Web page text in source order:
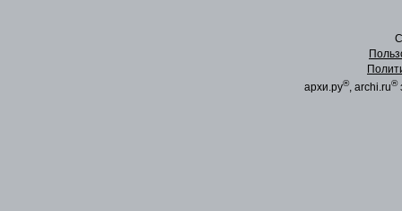
архи.ру®, archi.ru®